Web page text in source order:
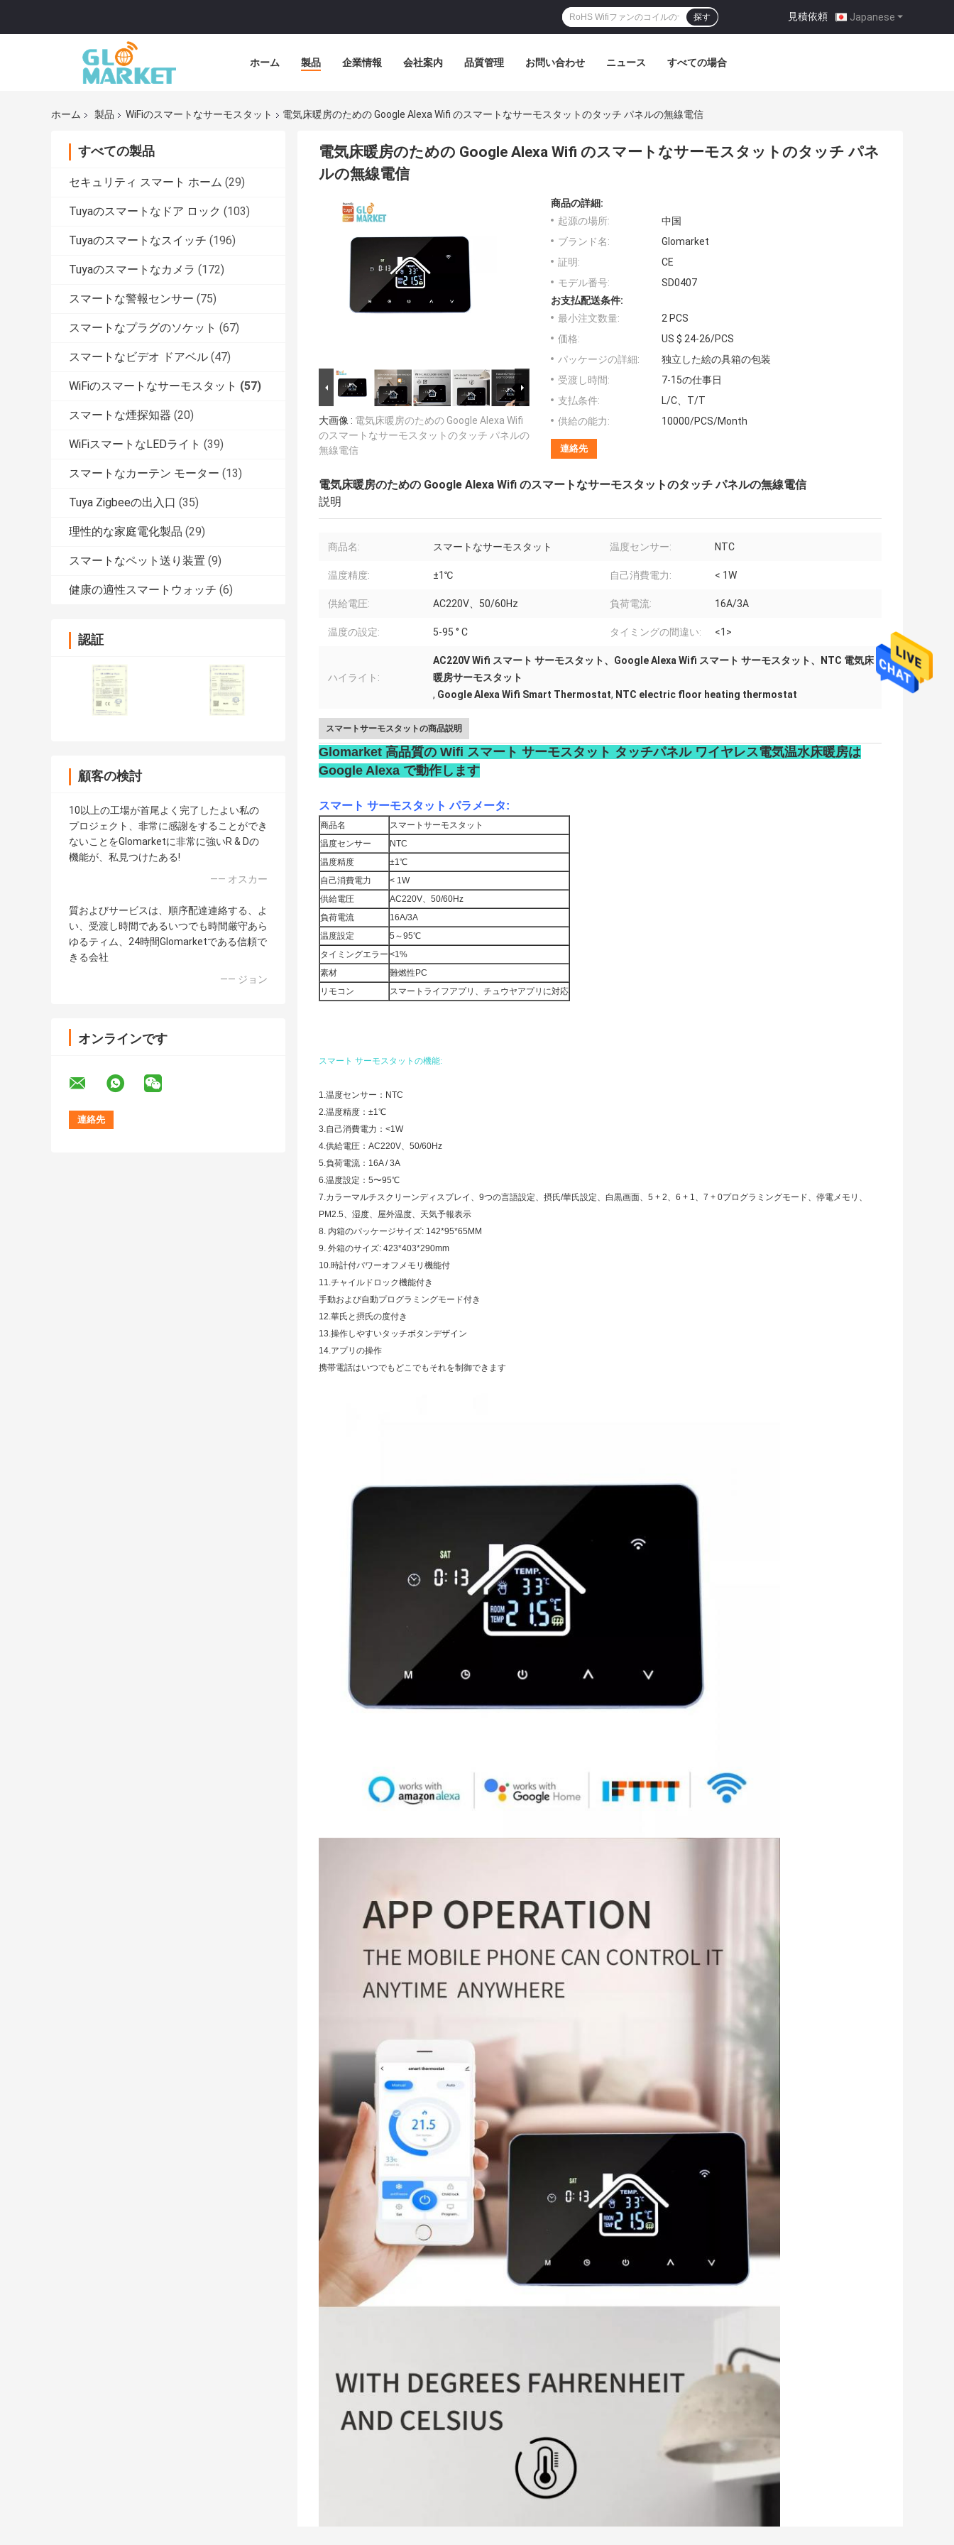
Japanese
見積依頼 |
探す
ホーム 製品 企業情報 会社案内 品質管理 お問い合わせ ニュース すべての場合
ホーム 製品 WiFiのスマートなサーモスタット 電気床暖房のための Google Alexa Wifi のスマートなサーモスタットのタッチ パネルの無線電信
すべての製品
セキュリティ スマート ホーム (29)
Tuyaのスマートなドア ロック (103)
Tuyaのスマートなスイッチ (196)
Tuyaのスマートなカメラ (172)
スマートな警報センサー (75)
スマートなプラグのソケット (67)
スマートなビデオ ドアベル (47)
WiFiのスマートなサーモスタット (57)
スマートな煙探知器 (20)
WiFiスマートなLEDライト (39)
スマートなカーテン モーター (13)
Tuya Zigbeeの出入口 (35)
理性的な家庭電化製品 (29)
スマートなペット送り装置 (9)
健康の適性スマートウォッチ (6)
認証
顧客の検討
10以上の工場が首尾よく完了したよい私の
プロジェクト、非常に感謝をすることができ
ないことをGlomarketに非常に強いR & Dの
機能が、私見つけたある!
—— オスカー
質およびサービスは、順序配達連絡する、よ
い、受渡し時間であるいつでも時間厳守あら
ゆるティム、24時間Glomarketである信頼で
きる会社
—— ジョン
オンラインです
電気床暖房のための Google Alexa Wifi のスマートなサーモスタットのタッチ パネ
ルの無線電信
大画像 : 電気床暖房のための Google Alexa Wifi
のスマートなサーモスタットのタッチ パネルの
無線電信
商品の詳細:
起源の場所:
中国
ブランド名:
Glomarket
証明:
CE
モデル番号:
SD0407
お支払配送条件:
最小注文数量:
2 PCS
価格:
US $ 24-26/PCS
パッケージの詳細:
独立した絵の具箱の包装
受渡し時間:
7-15の仕事日
支払条件:
L/C、T/T
供給の能力:
10000/PCS/Month
連絡先
電気床暖房のための Google Alexa Wifi のスマートなサーモスタットのタッチ パネルの無線電信
説明
商品名: スマートなサーモスタット 温度センサー: NTC
温度精度: ±1℃ 自己消費電力: < 1W
供給電圧: AC220V、50/60Hz 負荷電流: 16A/3A
温度の設定: 5-95 ° C タイミングの間違い: <1>
ハイライト:
AC220V Wifi スマート サーモスタット、Google Alexa Wifi スマート サーモスタット、NTC 電気床
暖房サーモスタット
, Google Alexa Wifi Smart Thermostat, NTC electric floor heating thermostat
スマートサーモスタットの商品説明
Glomarket 高品質の Wifi スマート サーモスタット タッチパネル ワイヤレス電気温水床暖房は
Google Alexa で動作します
スマート サーモスタット パラメータ:
商品名
スマートサーモスタット
温度センサー
NTC
温度精度
±1℃
自己消費電力
< 1W
供給電圧
AC220V、50/60Hz
負荷電流
16A/3A
温度設定
5～95℃
タイミングエラー <1%
素材
難燃性PC
リモコン
スマートライフアプリ、チュウヤアプリに対応
スマート サーモスタットの機能:
1.温度センサー：NTC
2.温度精度：±1℃
3.自己消費電力：<1W
4.供給電圧：AC220V、50/60Hz
5.負荷電流：16A / 3A
6.温度設定：5〜95℃
7.カラーマルチスクリーンディスプレイ、9つの言語設定、摂氏/華氏設定、白黒画面、5 + 2、6 + 1、7 + 0プログラミングモード、停電メモリ、
PM2.5、湿度、屋外温度、天気予報表示
8. 内箱のパッケージサイズ: 142*95*65MM
9. 外箱のサイズ: 423*403*290mm
10.時計付パワーオフメモリ機能付
11.チャイルドロック機能付き
手動および自動プログラミングモード付き
12.華氏と摂氏の度付き
13.操作しやすいタッチボタンデザイン
14.アプリの操作
携帯電話はいつでもどこでもそれを制御できます